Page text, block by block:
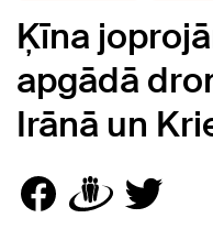
Ķīna
apgādā
Irānā un